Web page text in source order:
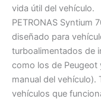
vida útil del vehículo.
PETRONAS Syntium
diseñado para
turboalimentados de
como los de
manual del vehículo).
vehículos que